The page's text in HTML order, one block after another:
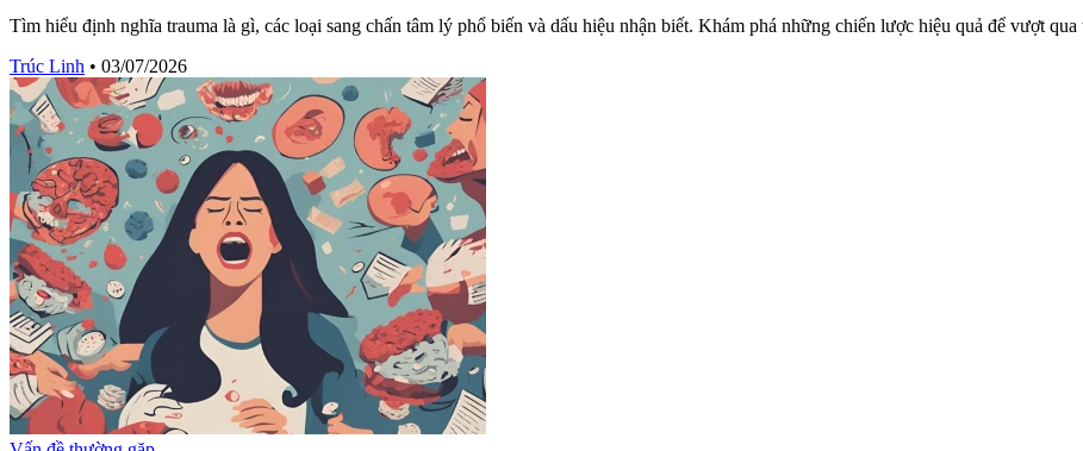
Tìm hiểu định nghĩa trauma là gì, các loại sang chấn tâm lý phổ biến và dấu hiệu nhận biết. Khám phá những chiến lược hiệu quả để vượt
Trúc Linh • 03/07/2026